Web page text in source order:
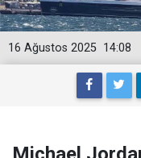
14:08
16 Ağustos 2025